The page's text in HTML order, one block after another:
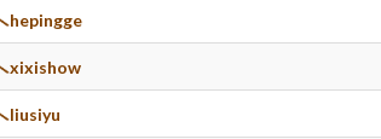
hepingge
xixishow
liusiyu